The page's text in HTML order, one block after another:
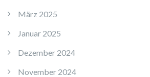
März 2025
Januar 2025
Dezember 2024
November 2024